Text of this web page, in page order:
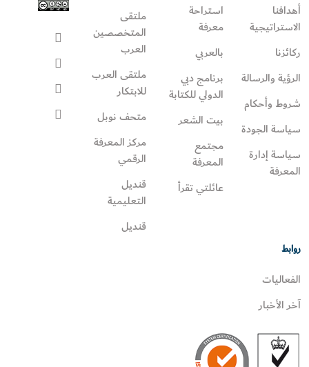
أهدافنا
الاستراتيجية
ركائزنا
الرؤية والرسالة
شروط وأحكام
سياسة الجودة
سياسة إدارة
المعرفة
استراحة
معرفة
بالعربي
برنامج دبي
الدولي للكتابة
بيت الشعر
مجتمع
المعرفة
عائلتي تقرأ‎
ملتقى
المتخصصين
العرب
ملتقى العرب
للابتكار
متحف نوبل
مركز المعرفة
الرقمي
قنديل
التعليمية
قنديل
روابط
الفعاليات
آخر الأخبار